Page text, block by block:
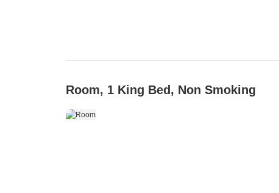
Room, 1 King Bed, Non Smoking